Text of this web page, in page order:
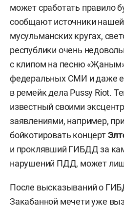
может сработать правило
сообщают источники
мусульманских кругах,
республики очень
с клипом на песню
федеральных СМИ и даже
в ремейк дела Pussy Riot.
известный своими
заявлениями, например,
бойкотировать концерт
и проклявший ГИБДД за
нарушений ПДД, может
После высказываний о
Закабанной мечети уже